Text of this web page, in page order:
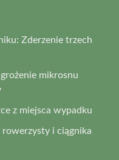
Zderzenie trzech
mikrosnu
z miejsca wypadku
rowerzysty i ciągnika